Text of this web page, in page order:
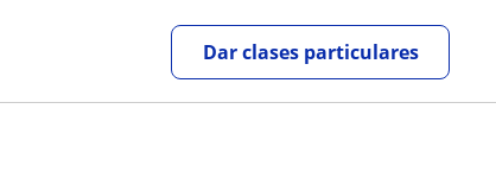
Dar clases particulares